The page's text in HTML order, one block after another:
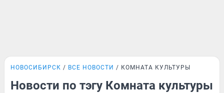
НОВОСИБИРСК ВСЕ НОВОСТИ КОМНАТА КУЛЬТУРЫ
Новости по тэгу Комната культуры